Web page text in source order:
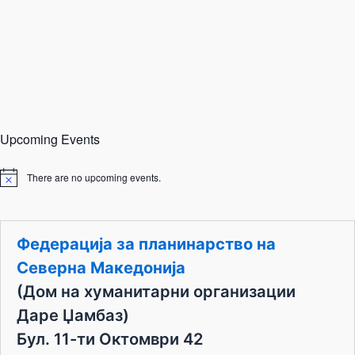
Upcoming Events
N
i
There are no upcoming events.
Федерација за планинарство на
Северна Македонија
(Дом на хуманитарни организации
Даре Џамбаз)
Бул. 11-ти Октомври 42